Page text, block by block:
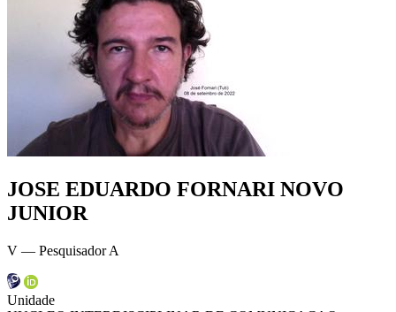
JOSE EDUARDO FORNARI NOVO
JUNIOR
V — Pesquisador A
Unidade